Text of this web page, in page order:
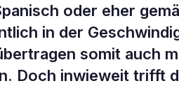
& PSYCHOLOGIEoder eher
in der
somit auch
Doch inwieweit trifft